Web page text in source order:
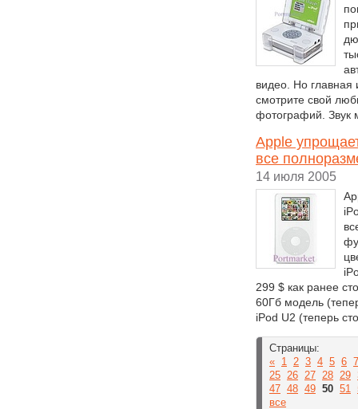
видео. Но
смотрите свой
фотографий. Звук
Apple
все
14 июля 2005
299 $ как ранее
60Гб модель
iPod U2 (теперь
Страницы:
« 1 2 3 4 5 6 7
25 26 27 28 29
47 48 49 50 51
все